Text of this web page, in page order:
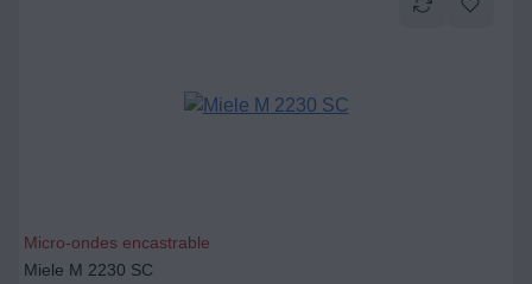
Micro-ondes encastrable
Miele M 2230 SC